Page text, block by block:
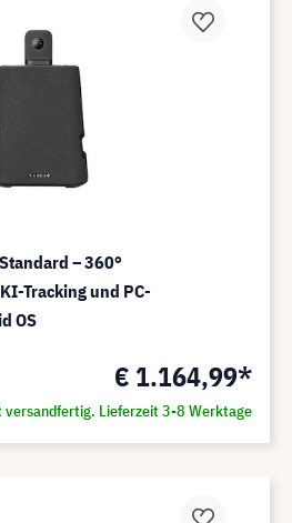
– 360°
Tracking und PC-
OS
€ 1.164,99*
versandfertig. Lieferzeit 3-8 Werktage